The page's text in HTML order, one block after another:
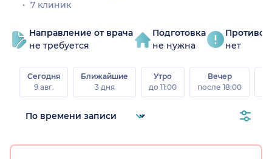
7 клиник
Направление от врача
не требуется
Подготовка
не нужна
нет
Сегодня
9 авг.
Ближайшие
3 дня
Утро
до 11:00
Вечер
после 18:00